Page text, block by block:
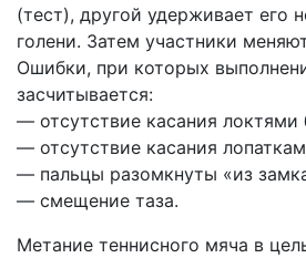
(тест), другой удерживает его
голени. Затем участники
Ошибки, при которых
засчитывается:
— отсутствие касания локтями
— отсутствие касания
— пальцы разомкнуты «из
— смещение таза.
Метание теннисного мяча в